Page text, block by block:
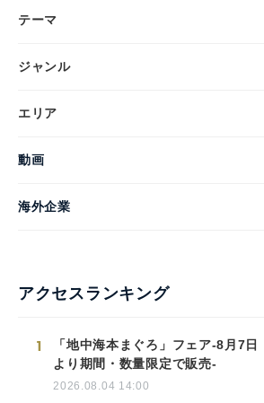
テーマ
ジャンル
エリア
動画
海外企業
アクセスランキング
1
「地中海本まぐろ」フェア-8月7日
より期間・数量限定で販売-
2026.08.04 14:00